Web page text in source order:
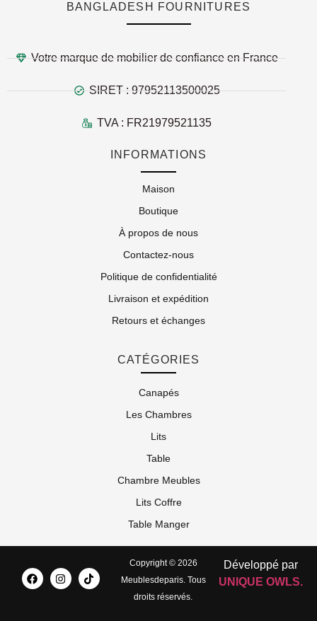
BANGLADESH FOURNITURES
Votre marque de mobilier de confiance en France
SIRET : 97952113500025
TVA : FR21979521135
INFORMATIONS
Maison
Boutique
À propos de nous
Contactez-nous
Politique de confidentialité
Livraison et expédition
Retours et échanges
CATÉGORIES
Canapés
Les Chambres
Lits
Table
Chambre Meubles
Lits Coffre
Table Manger
Copyright © 2026
Meublesdeparis. Tous
droits réservés.
Développé par
UNIQUE OWLS.